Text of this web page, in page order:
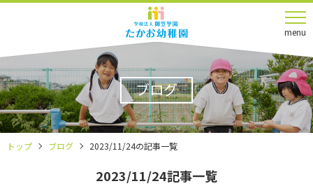
menu
ブログ
トップ ブログ 2023/11/24の記事一覧
2023/11/24記事一覧